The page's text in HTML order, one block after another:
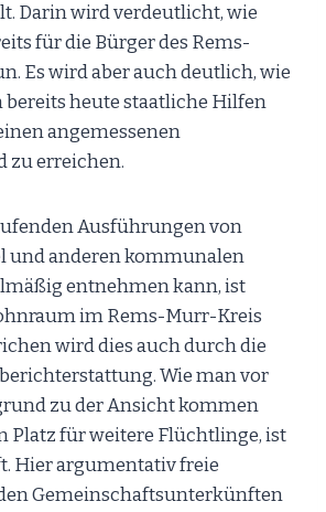
Darin wird verdeutlicht, wie
für die Bürger des Rems-
Es wird aber auch deutlich, wie
bereits heute staatliche Hilfen
angemessenen
zu erreichen.
Ausführungen von
und anderen kommunalen
entnehmen kann, ist
im Rems-Murr-Kreis
wird dies auch durch die
Wie man vor
zu der Ansicht kommen
Platz für weitere Flüchtlinge, ist
Hier argumentativ freie
Gemeinschaftsunterkünften